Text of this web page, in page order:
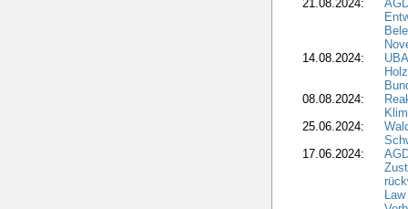
21.08.2024:
14.08.2024:
08.08.2024:
25.06.2024:
17.06.2024: